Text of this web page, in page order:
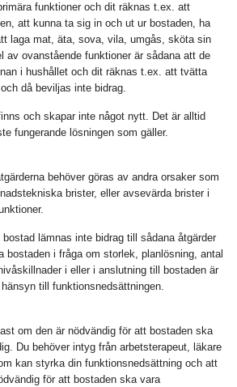
funktioner och dit räknas t.ex. att
att kunna ta sig in och ut ur bostaden, ha
laga mat, äta, sova, vila, umgås, sköta sin
av ovanstående funktioner är sådana att de
i hushållet och dit räknas t.ex. att tvätta
då beviljas inte bidrag.
och skapar inte något nytt. Det är alltid
fungerande lösningen som gäller.
behöver göras av andra orsaker som
brister, eller avsevärda brister i
lämnas inte bidrag till sådana åtgärder
bostaden i fråga om storlek, planlösning, antal
i eller i anslutning till bostaden är
till funktionsnedsättningen.
om den är nödvändig för att bostaden ska
Du behöver intyg från arbetsterapeut, läkare
kan styrka din funktionsnedsättning och att
för att bostaden ska vara